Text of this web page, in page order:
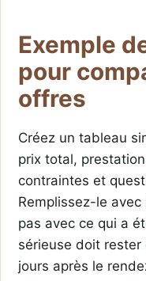
Exemple
pour
offres
Créez un tableau
prix total,
contraintes et
Remplissez-le
pas avec ce qui a
sérieuse doit rester
jours après le